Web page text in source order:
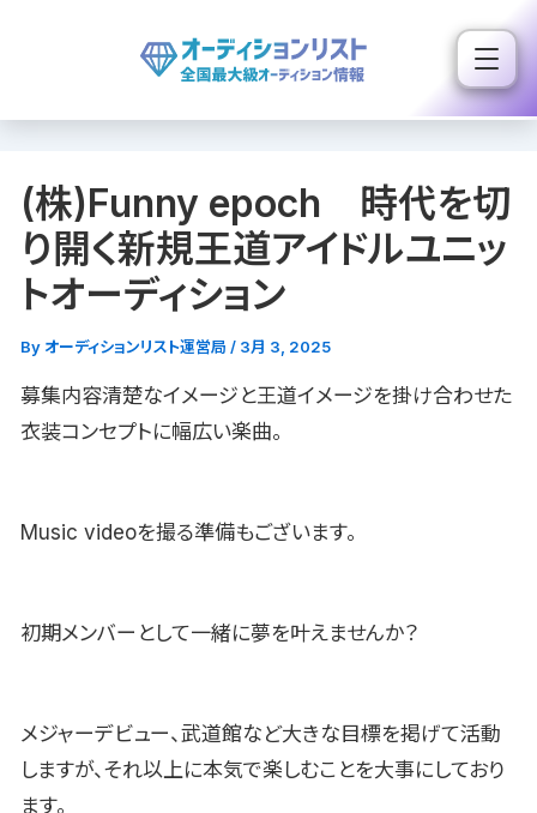
ス
(株)Funny epoch 時代を切
り開く新規王道アイドルユニッ
トオーディション
By オーディションリスト運営局 / 3月 3, 2025
募集内容清楚なイメージと王道イメージを掛け合わせた
衣装コンセプトに幅広い楽曲。
Music videoを撮る準備もございます。
初期メンバーとして一緒に夢を叶えませんか？
メジャーデビュー、武道館など大きな目標を掲げて活動
しますが、それ以上に本気で楽しむことを大事にしており
ます。